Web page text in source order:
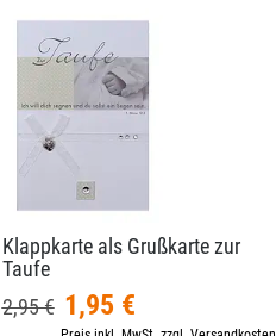
Klappkarte als Grußkarte zur
Taufe
2,95 € 1,95 €